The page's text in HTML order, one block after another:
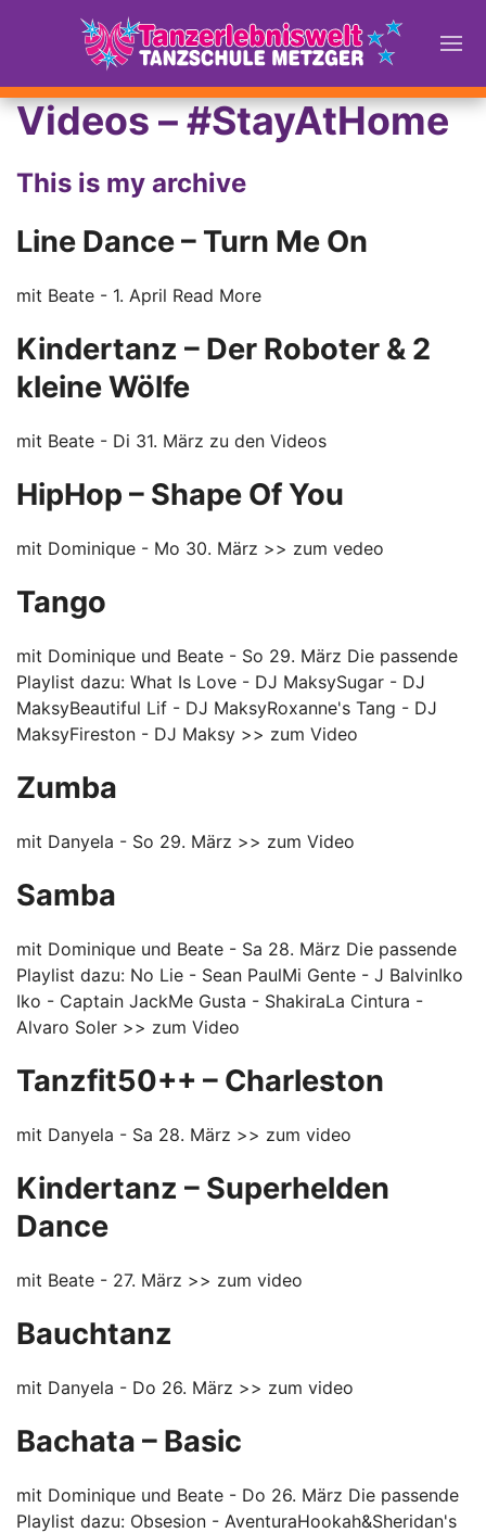
Videos – #StayAtHome
This is my archive
Line Dance – Turn Me On
mit Beate - 1. April Read More
Kindertanz – Der Roboter & 2
kleine Wölfe
mit Beate - Di 31. März zu den Videos
HipHop – Shape Of You
mit Dominique - Mo 30. März >> zum vedeo
Tango
mit Dominique und Beate - So 29. März Die passende
Playlist dazu: What Is Love - DJ MaksySugar - DJ
MaksyBeautiful Lif - DJ MaksyRoxanne's Tang - DJ
MaksyFireston - DJ Maksy >> zum Video
Zumba
mit Danyela - So 29. März >> zum Video
Samba
mit Dominique und Beate - Sa 28. März Die passende
Playlist dazu: No Lie - Sean PaulMi Gente - J BalvinIko
Iko - Captain JackMe Gusta - ShakiraLa Cintura -
Alvaro Soler >> zum Video
Tanzfit50++ – Charleston
mit Danyela - Sa 28. März >> zum video
Kindertanz – Superhelden
Dance
mit Beate - 27. März >> zum video
Bauchtanz
mit Danyela - Do 26. März >> zum video
Bachata – Basic
mit Dominique und Beate - Do 26. März Die passende
Playlist dazu: Obsesion - AventuraHookah&Sheridan's